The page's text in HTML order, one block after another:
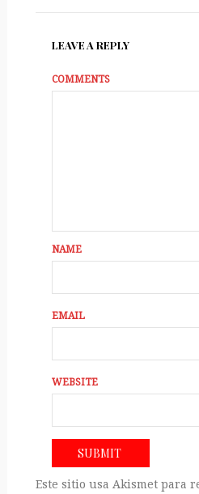
LEAVE A REPLY
COMMENTS
NAME
EMAIL
WEBSITE
Este sitio usa Akismet para